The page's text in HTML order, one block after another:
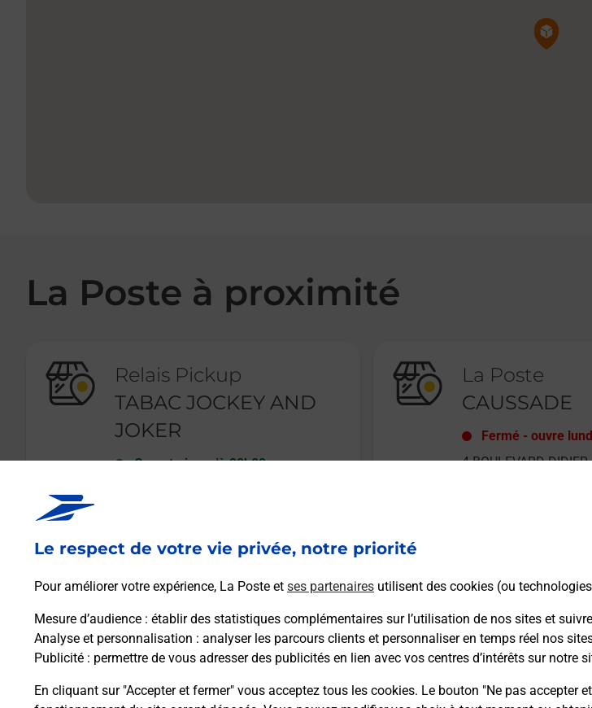
Le respect de votre vie privée, notre priorité
Pour améliorer votre expérience, La Poste et ses partenaires utilisent des cookies (ou
Mesure d’audience : établir des statistiques complémentaires sur l’utilisation de nos sites et
Analyse et personnalisation : analyser les parcours clients et personnaliser en temps réel nos
Publicité : permettre de vous adresser des publicités en lien avec vos centres d’intérêts sur notre
En cliquant sur "Accepter et fermer" vous acceptez tous les cookies. Le bouton "Ne pas
Pin de la carte
La Poste à proximité
Relais Pickup
TABAC JOCKEY AND
JOKER
Ouvert-jusqu'à 20h00
En savoir plus
La Poste
CAUSSADE
Fermé - ouvre
4 BOULEVARD DIDIER